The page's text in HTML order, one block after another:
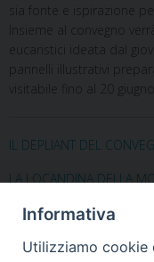
sia fonte e ispirazione
Insieme al convegno
eucaristici ideata dal
pannelli illustrativi
visitabile fino al 20 giugno.
IL DEPLIANT DEL
LA LOCANDINA DELLA
Informativa
Utilizziamo cookie